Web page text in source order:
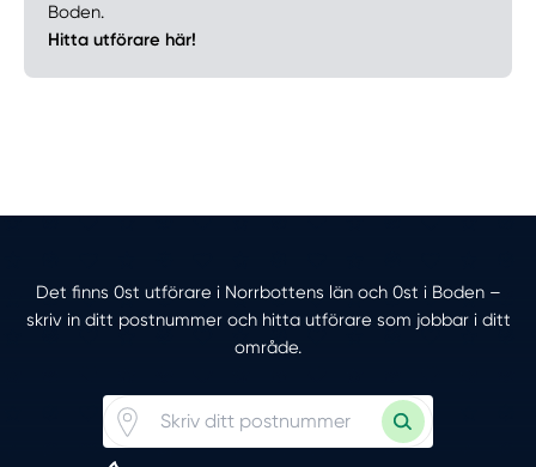
Boden.
Hitta utförare här!
Det finns 0st utförare i Norrbottens län och 0st i Boden –
skriv in ditt postnummer och hitta utförare som jobbar i ditt
område.